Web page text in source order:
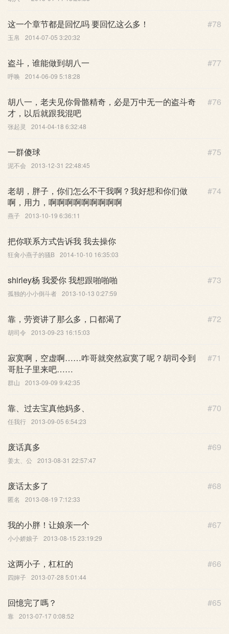
#78
这一个章节都是回忆吗 要回忆这么多！
玉帛 2014-07-05 3:20:32
#77
盗斗，谁能做到胡八一
呼唤 2014-06-09 5:18:28
#76
胡八一，老夫见你骨骼精奇，必是万中无一的盗斗奇
才，以后就跟我混吧
张起灵 2014-04-18 6:32:48
#75
一群傻球
泥不会 2013-12-31 22:48:45
#74
老胡，胖子，你们怎么不干我啊？我好想和你们做
啊，用力，啊啊啊啊啊啊啊啊啊
燕子 2013-10-19 6:36:11
把你联系方式告诉我 我去操你
狂肏小燕子的骚B 2014-10-10 16:35:03
#73
shirley杨 我爱你 我想跟啪啪啪
孤独的小小倒斗者 2013-10-13 0:27:59
#72
靠，劳资讲了那么多，口都渴了
胡司令 2013-09-23 16:15:03
#71
寂寞啊，空虚啊……咋哥就突然寂寞了呢？胡司令到
哥肚子里来吧……
群山 2013-09-09 9:42:35
#70
靠、过去宝真他妈多、
任我行 2013-09-05 6:54:23
#69
废话真多
姜太、公 2013-08-31 22:57:47
#68
废话太多了
匿名 2013-08-19 7:12:33
#67
我的小胖！让娘亲一个
小小娇娘子 2013-08-15 23:19:29
#66
这两小子，杠杠的
四婶子 2013-07-28 5:01:44
#65
回憶完了嗎？
靠 2013-07-17 0:08:52